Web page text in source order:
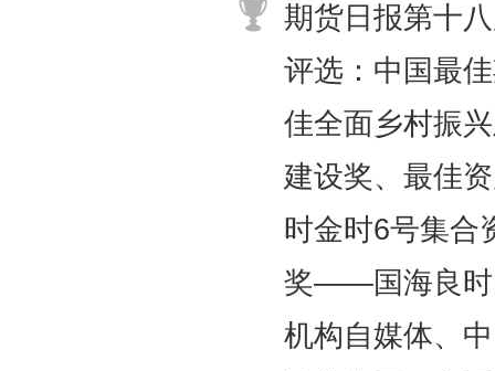
期货日报第十
评选：中国最
佳全面乡村振
建设奖、最佳
时金时6号集合
奖——国海良时
机构自媒体、